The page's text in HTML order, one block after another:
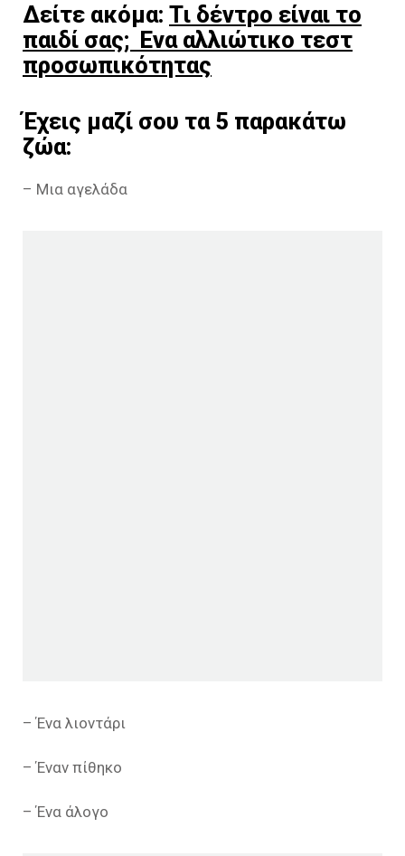
Δείτε ακόμα: Tι δέντρο είναι το
παιδί σας; Ενα αλλιώτικο τεστ
προσωπικότητας
Έχεις μαζί σου τα 5 παρακάτω
ζώα:
– Μια αγελάδα
– Ένα λιοντάρι
– Έναν πίθηκο
– Ένα άλογο